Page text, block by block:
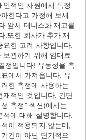
인적인 차원에서 특정
한다고 가정해 보세
앞서 테니스화 재고를
.또한 회사가 추가 재
한 고려 사항입니다.
보관하기 위해 임대료
정입니다! 유동성을 측
에서 가져옵니다. 유
한 측정에 사용하는
재적인 것입니다. 간단
측정" 섹션)에서는
에 대해 설명합니다.
이 적용되지 않는데,
간이 아닌 단기적으